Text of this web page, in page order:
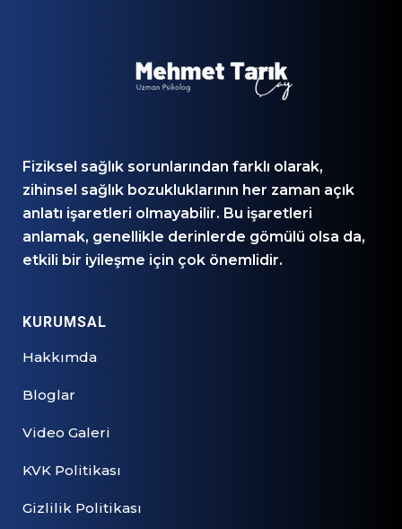
Fiziksel sağlık sorunlarından farklı olarak,
zihinsel sağlık bozukluklarının her zaman açık
anlatı işaretleri olmayabilir. Bu işaretleri
anlamak, genellikle derinlerde gömülü olsa da,
etkili bir iyileşme için çok önemlidir.
KURUMSAL
Hakkımda
Bloglar
Video Galeri
KVK Politikası
Gizlilik Politikası